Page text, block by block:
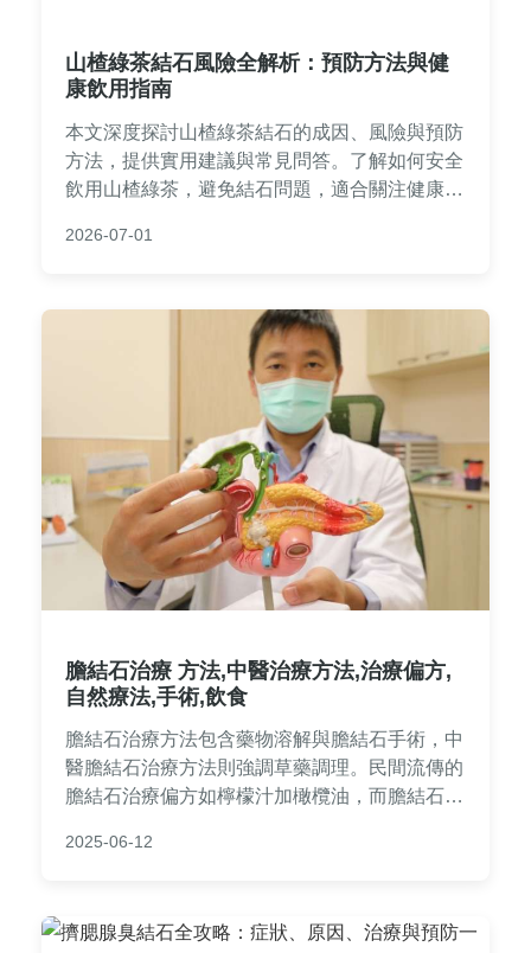
山楂綠茶結石風險全解析：預防方法與健
康飲用指南
本文深度探討山楂綠茶結石的成因、風險與預防
方法，提供實用建議與常見問答。了解如何安全
飲用山楂綠茶，避免結石問題，適合關注健康養
幫助您做出明智選擇。
2026-07-01
膽結石治療 方法,中醫治療方法,治療偏方,
自然療法,手術,飲食
膽結石治療方法包含藥物溶解與膽結石手術，中
醫膽結石治療方法則強調草藥調理。民間流傳的
膽結石治療偏方如檸檬汁加橄欖油，而膽結石自
油高纖，避免過量攝取膽固醇，才能有效預防與
2025-06-12